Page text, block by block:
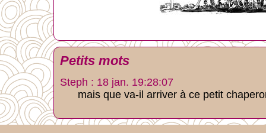
Petits mots
Steph : 18 jan. 19:28:07
mais que va-il arriver à ce petit